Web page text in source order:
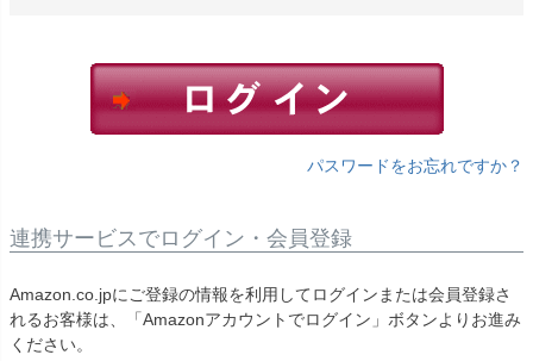
パスワードをお忘れですか？
連携サービスでログイン・会員登録
Amazon.co.jpにご登録の情報を利用してログインまたは会員登録さ
れるお客様は、「Amazonアカウントでログイン」ボタンよりお進み
ください。